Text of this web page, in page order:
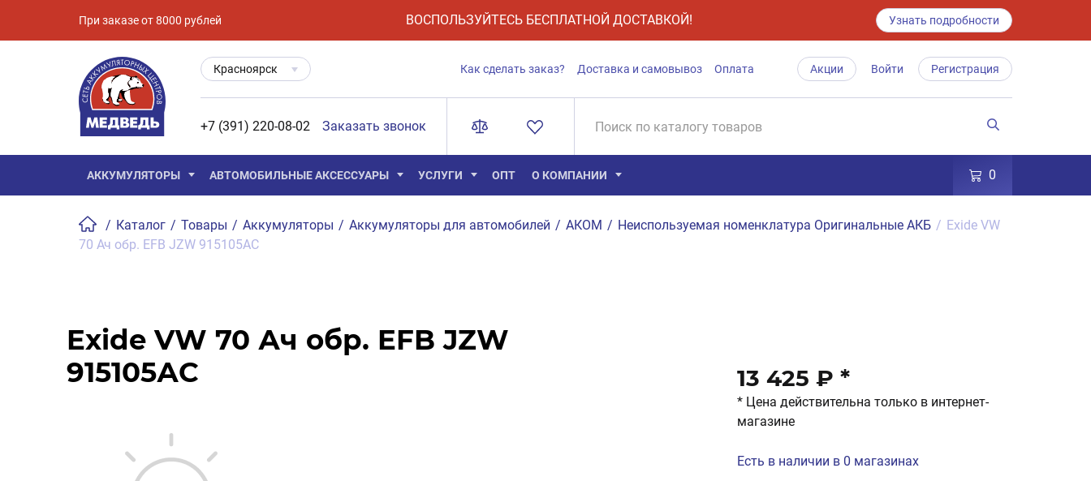
При заказе от 8000 рублей ВОСПОЛЬЗУЙТЕСЬ БЕСПЛАТНОЙ ДОСТАВКОЙ! Узнать подробности
Красноярск Как сделать заказ? Доставка и самовывоз Оплата Акции Войти Регистрация
+7 (391) 220-08-02 Заказать звонок
АККУМУЛЯТОРЫ АВТОМОБИЛЬНЫЕ АКСЕССУАРЫ УСЛУГИ ОПТ О КОМПАНИИ 0
/ Каталог / Товары / Аккумуляторы / Аккумуляторы для автомобилей / АКОМ / Неиспользуемая номенклатура Оригинальные АКБ / Exide VW
70 Ач обр. EFB JZW 915105АC
Exide VW 70 Ач обр. EFB JZW
915105АC
13 425 ₽ *
* Цена действительна только в интернет-
магазине
Есть в наличии в 0 магазинах